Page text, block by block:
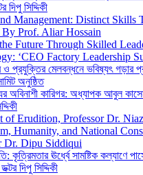
দিপু সিদ্দিকী
Management: Distinct Skills
By Prof. Aliar Hossain
Future Through Skilled
‘CEO Factory Leadership
প্রযুক্তির মেলবন্ধনে ভবিষ্যৎ গড়ার
অনুষ্ঠিত
অবিনাশী কারিগর: অধ্যাপক আবুল
of Erudition, Professor Dr.
Humanity, and National
Dr. Dipu Siddiqui
কৃত্রিমতার ঊর্ধ্বে সামষ্টিক কল্যাণে
দিপু সিদ্দিকী